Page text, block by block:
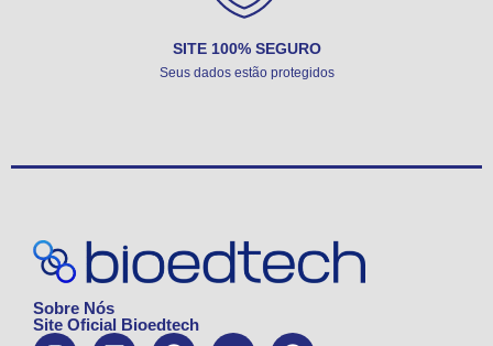
SITE 100% SEGURO
Seus dados estão protegidos
Sobre Nós
Site Oficial Bioedtech